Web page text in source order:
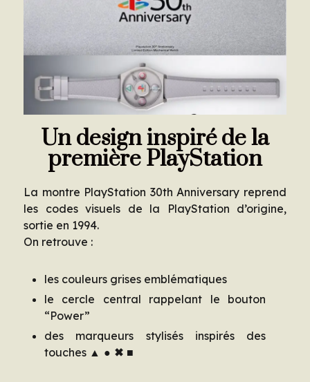
Un design inspiré de la
première PlayStation
La montre PlayStation 30th Anniversary reprend
les codes visuels de la PlayStation d’origine,
sortie en 1994.
On retrouve :
les couleurs grises emblématiques
le cercle central rappelant le bouton
“Power”
des marqueurs stylisés inspirés des
touches ▲ ● ✖ ■